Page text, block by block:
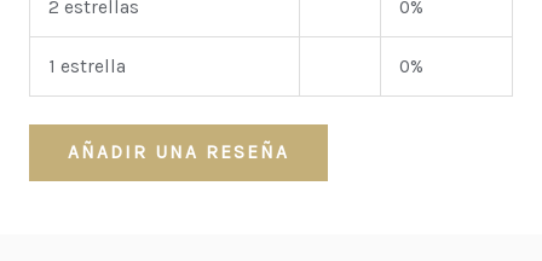
2 estrellas 0%
1 estrella 0%
AÑADIR UNA RESEÑA